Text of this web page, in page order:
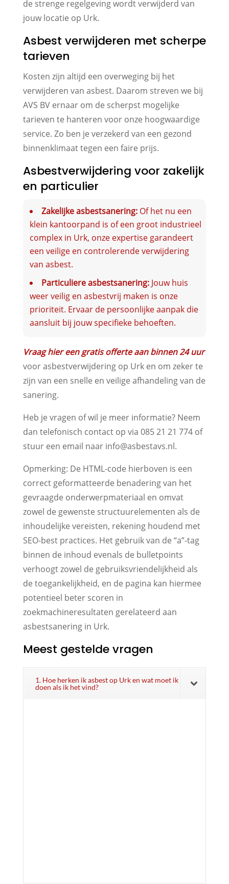
de strenge regelgeving wordt verwijderd van
jouw locatie op Urk.
Asbest verwijderen met scherpe
tarieven
Kosten zijn altijd een overweging bij het
verwijderen van asbest. Daarom streven we bij
AVS BV ernaar om de scherpst mogelijke
tarieven te hanteren voor onze hoogwaardige
service. Zo ben je verzekerd van een gezond
binnenklimaat tegen een faire prijs.
Asbestverwijdering voor zakelijk
en particulier
Zakelijke asbestsanering:Of het nu een
klein kantoorpand is of een groot industrieel
complex in Urk, onze expertise garandeert
een veilige en controlerende verwijdering
van asbest.
Particuliere asbestsanering:Jouw huis
weer veilig en asbestvrij maken is onze
prioriteit. Ervaar de persoonlijke aanpak die
aansluit bij jouw specifieke behoeften.
Vraag hier een gratis offerte aan binnen 24 uur
voor asbestverwijdering op Urk en om zeker te
zijn van een snelle en veilige afhandeling van de
sanering.
Heb je vragen of wil je meer informatie? Neem
dan telefonisch contact op via 085 21 21 774 of
stuur een email naar info@asbestavs.nl.
Opmerking: De HTML-code hierboven is een
correct geformatteerde benadering van het
gevraagde onderwerpmateriaal en omvat
zowel de gewenste structuurelementen als de
inhoudelijke vereisten, rekening houdend met
SEO-best practices. Het gebruik van de “a”-tag
binnen de inhoud evenals de bulletpoints
verhoogt zowel de gebruiksvriendelijkheid als
de toegankelijkheid, en de pagina kan hiermee
potentieel beter scoren in
zoekmachineresultaten gerelateerd aan
asbestsanering in Urk.
Meest gestelde vragen
1. Hoe herken ik asbest op Urk en wat moet ik
doen als ik het vind?